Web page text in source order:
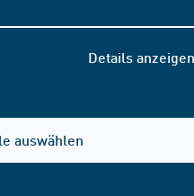
Details anzeigen
auswählen